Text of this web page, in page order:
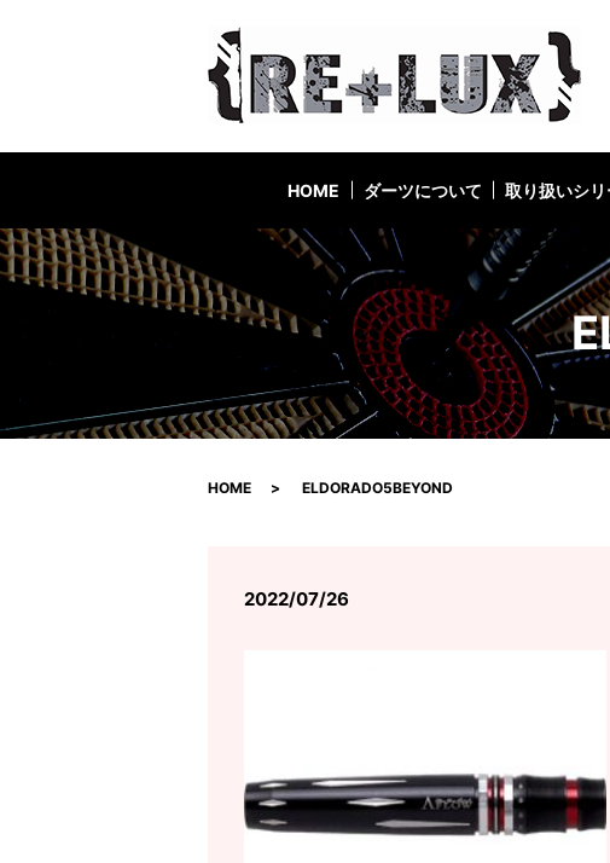
HOME ダーツについて 取り扱いシ
HOME ELDORADO5BEYOND
2022/07/26